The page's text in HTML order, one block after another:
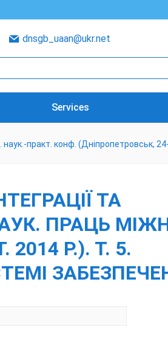
dnsgb_uaan@ukr.net
Services
практ. конф. (Дніпропетровськ, 24-
ТА
ПРАЦЬ
Р.). Т. 5.